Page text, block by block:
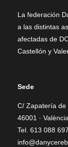
La federación
a las distintas
afectadas de
Castellón y
Sede
C/ Zapatería de
46001 · València
Tel. 613 088 697